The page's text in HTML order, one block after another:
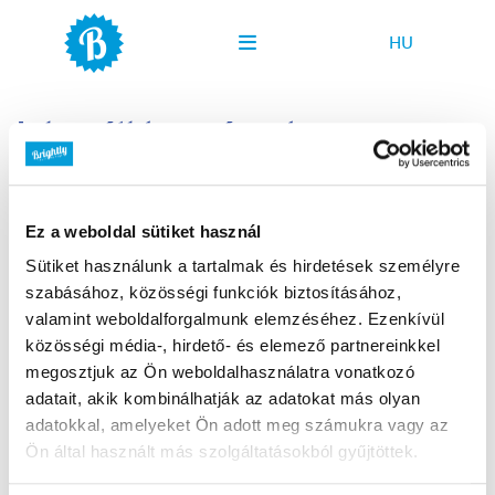
Ez a weboldal sütiket használ
Sütiket használunk a tartalmak és hirdetések személyre
szabásához, közösségi funkciók biztosításához,
valamint weboldalforgalmunk elemzéséhez. Ezenkívül
közösségi média-, hirdető- és elemező partnereinkkel
megosztjuk az Ön weboldalhasználatra vonatkozó
adatait, akik kombinálhatják az adatokat más olyan
adatokkal, amelyeket Ön adott meg számukra vagy az
Ön által használt más szolgáltatásokból gyűjtöttek.
REFERENCIÁINK
MIBEN SEGÍTHETÜNK?
MUNKÁINK
DOLGOZZ VELÜNK!
KAPCSOLAT
HU
Integrált kampányok
egyidejű közvetítése többféle csatornán, platformon. Az
eredmény maximalizálása érdekében ügynökségünk
egyedi, márkára szabott és költséghatékony megoldásokat
kínál B2B és B2C területen egyaránt.
A kommunikáció integráltságának az eszközök egymáshoz
illesztésében és a médiafelületeken kínált tartalmakban is
meg kell megvalósulnia, azok formáját pedig a felülethez
kell igazítani. Az integrált marketingkampányok jól